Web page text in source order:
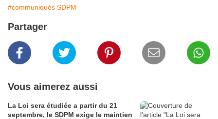
#communiqués SDPM
Partager
Vous aimerez aussi
La Loi sera étudiée a partir du 21
septembre, le SDPM exige le maintien